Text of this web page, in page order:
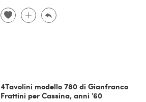
4Tavolini modello 780 di Gianfranco
Frattini per Cassina, anni '60